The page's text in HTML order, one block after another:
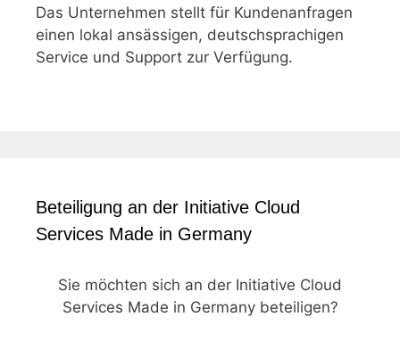
Das Unternehmen stellt für Kundenanfragen
einen lokal ansässigen, deutschsprachigen
Service und Support zur Verfügung.
Beteiligung an der Initiative Cloud
Services Made in Germany
Sie möchten sich an der Initiative Cloud
Services Made in Germany beteiligen?